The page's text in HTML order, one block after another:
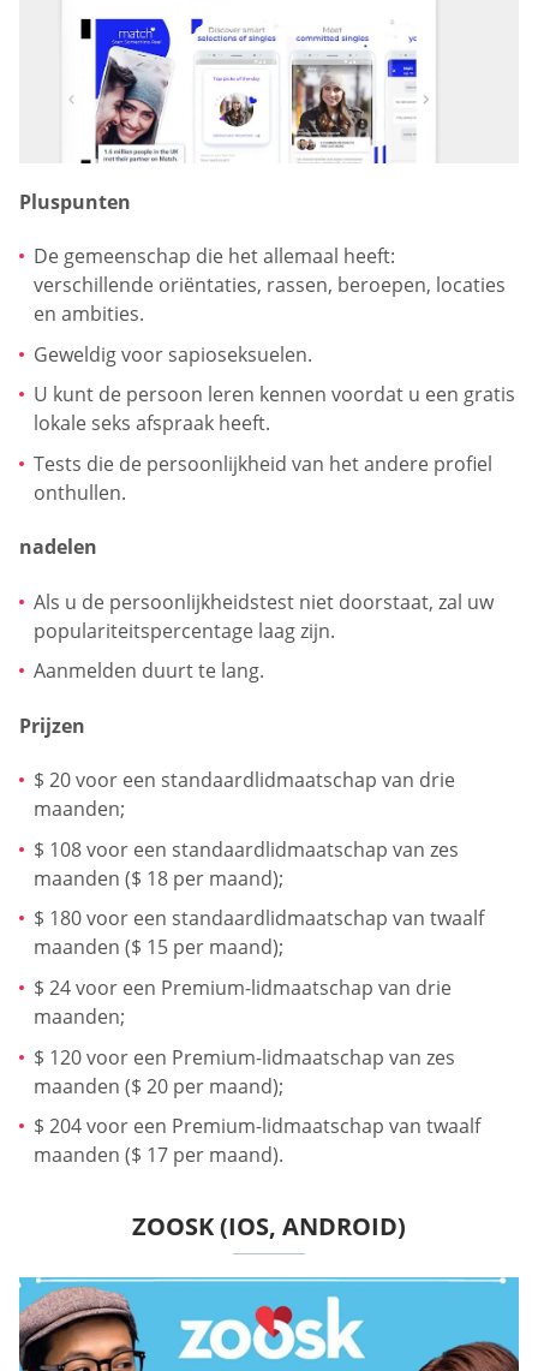
Pluspunten
De gemeenschap die het allemaal heeft:
verschillende oriëntaties, rassen, beroepen, locaties
en ambities.
Geweldig voor sapioseksuelen.
U kunt de persoon leren kennen voordat u een gratis
lokale seks afspraak heeft.
Tests die de persoonlijkheid van het andere profiel
onthullen.
nadelen
Als u de persoonlijkheidstest niet doorstaat, zal uw
populariteitspercentage laag zijn.
Aanmelden duurt te lang.
Prijzen
$ 20 voor een standaardlidmaatschap van drie
maanden;
$ 108 voor een standaardlidmaatschap van zes
maanden ($ 18 per maand);
$ 180 voor een standaardlidmaatschap van twaalf
maanden ($ 15 per maand);
$ 24 voor een Premium-lidmaatschap van drie
maanden;
$ 120 voor een Premium-lidmaatschap van zes
maanden ($ 20 per maand);
$ 204 voor een Premium-lidmaatschap van twaalf
maanden ($ 17 per maand).
ZOOSK (IOS, ANDROID)